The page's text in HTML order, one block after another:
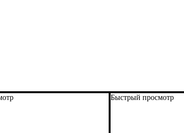
Быстрый просмотр